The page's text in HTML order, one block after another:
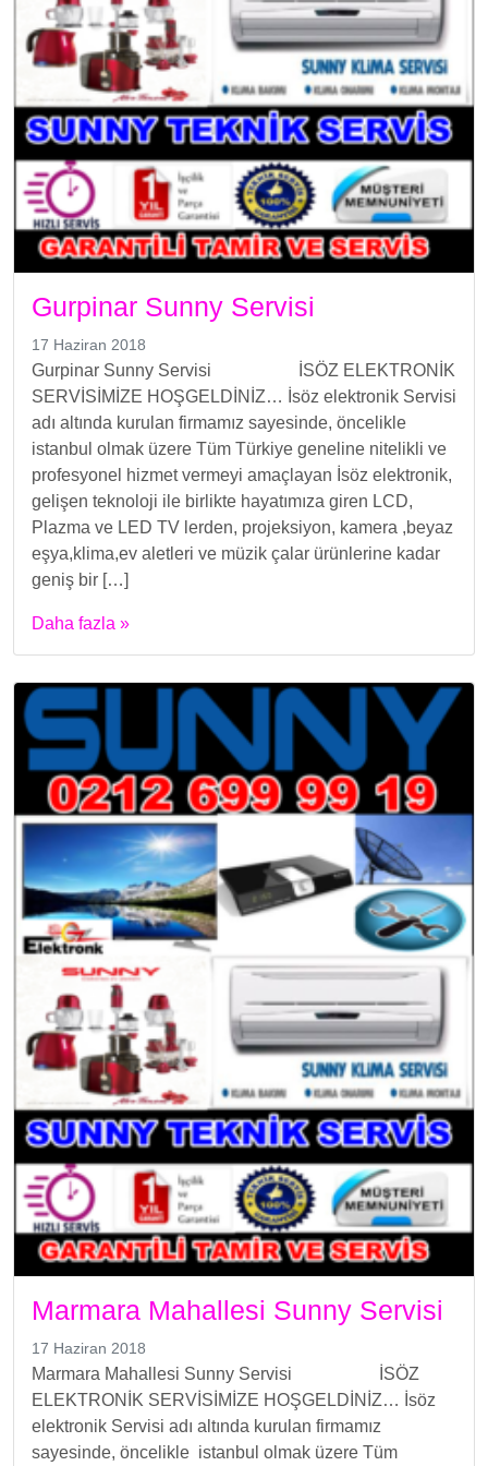
Gurpinar Sunny Servisi
17 Haziran 2018
Gurpinar Sunny Servisi İSÖZ ELEKTRONİK
SERVİSİMİZE HOŞGELDİNİZ… İsöz elektronik Servisi
adı altında kurulan firmamız sayesinde, öncelikle
istanbul olmak üzere Tüm Türkiye geneline nitelikli ve
profesyonel hizmet vermeyi amaçlayan İsöz elektronik,
gelişen teknoloji ile birlikte hayatımıza giren LCD,
Plazma ve LED TV lerden, projeksiyon, kamera ,beyaz
eşya,klima,ev aletleri ve müzik çalar ürünlerine kadar
geniş bir […]
Daha fazla »
Marmara Mahallesi Sunny Servisi
17 Haziran 2018
Marmara Mahallesi Sunny Servisi İSÖZ
ELEKTRONİK SERVİSİMİZE HOŞGELDİNİZ… İsöz
elektronik Servisi adı altında kurulan firmamız
sayesinde, öncelikle istanbul olmak üzere Tüm